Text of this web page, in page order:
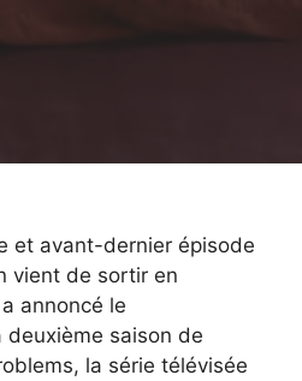
et avant-dernier épisode
vient de sortir en
annoncé le
deuxième saison de
la série télévisée